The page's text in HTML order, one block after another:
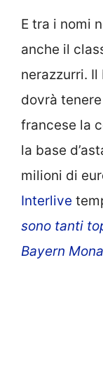
E tra i nomi
anche il
nerazzurri.
dovrà
francese la
la base
milioni di
Interlive
sono tanti
Bayern